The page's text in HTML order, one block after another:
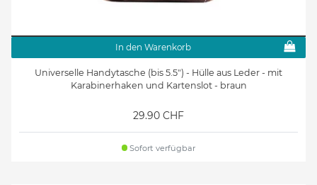
In den Warenkorb
Universelle Handytasche (bis 5.5") - Hülle aus Leder - mit
Karabinerhaken und Kartenslot - braun
29.90 CHF
Sofort verfügbar